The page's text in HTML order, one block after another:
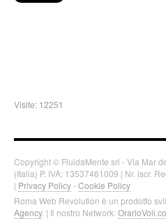
Visite: 12251
Copyright © FluidaMente srl - Via Mar
(Italia) P. IVA: 13537461009 | Nr. iscr.
| Privacy Policy-Cookie Policy
Roma Web Revolution è un prodotto
Agency. | Il nostro Network: